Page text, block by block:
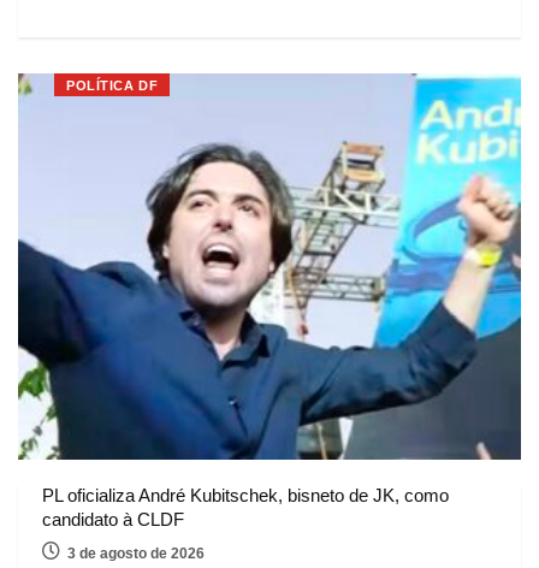
POLÍTICA DF
PL oficializa André Kubitschek, bisneto de JK, como
candidato à CLDF
3 de agosto de 2026